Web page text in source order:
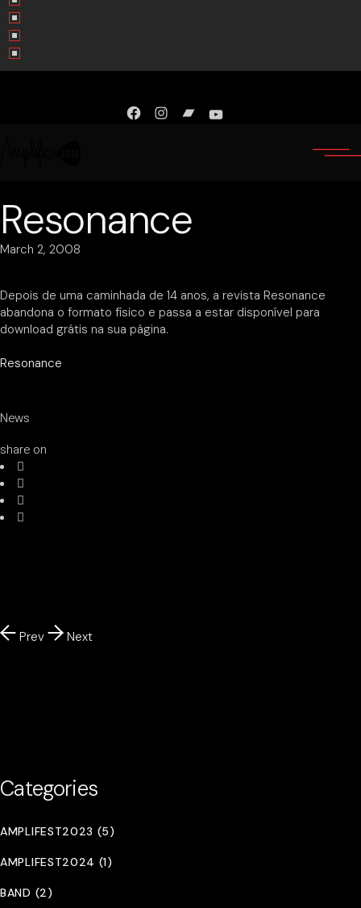
FacebookInstagram
Bandcamp
YouTube
Resonance
March 2, 2008
Depois de uma caminhada de 14 anos, a revista Resonance
abandona o formato físico e passa a estar disponível para
download grátis na sua página.
Resonance
News
share on
Prev Next
Categories
AMPLIFEST2023 (5)
AMPLIFEST2024 (1)
BAND (2)